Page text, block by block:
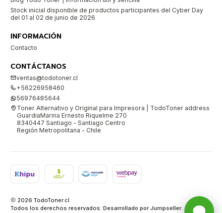
Stock inicial disponible de productos participantes del Cyber Day
del 01 al 02 de junio de 2026
INFORMACIÓN
Contacto
CONTÁCTANOS
ventas@todotoner.cl
+56226958460
56976485644
Toner Alternativo y Original para Impresora | TodoToner address
GuardiaMarina Ernesto Riquelme 270
8340447 Santiago - Santiago Centro
Región Metropolitana - Chile
2026 TodoToner.cl.
Todos los derechos reservados. Desarrollado por Jumpseller.